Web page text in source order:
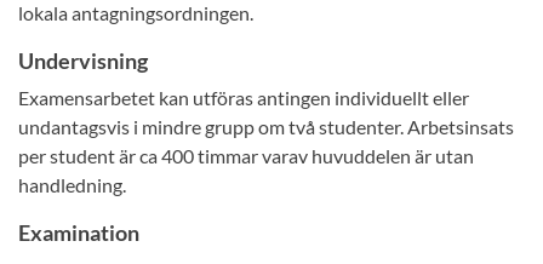
lokala antagningsordningen.
Undervisning
Examensarbetet kan utföras antingen individuellt eller
undantagsvis i mindre grupp om två studenter. Arbetsinsats
per student är ca 400 timmar varav huvuddelen är utan
handledning.
Examination